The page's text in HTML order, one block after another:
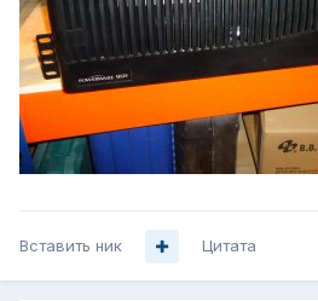
Вставить ник Цитата